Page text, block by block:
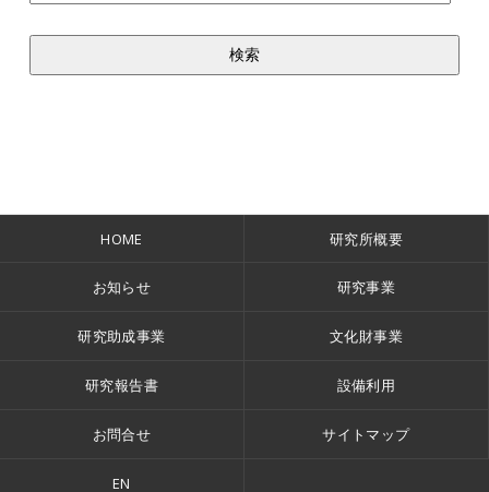
HOME 研究所概要
お知らせ 研究事業
研究助成事業 文化財事業
研究報告書 設備利用
お問合せ サイトマップ
EN